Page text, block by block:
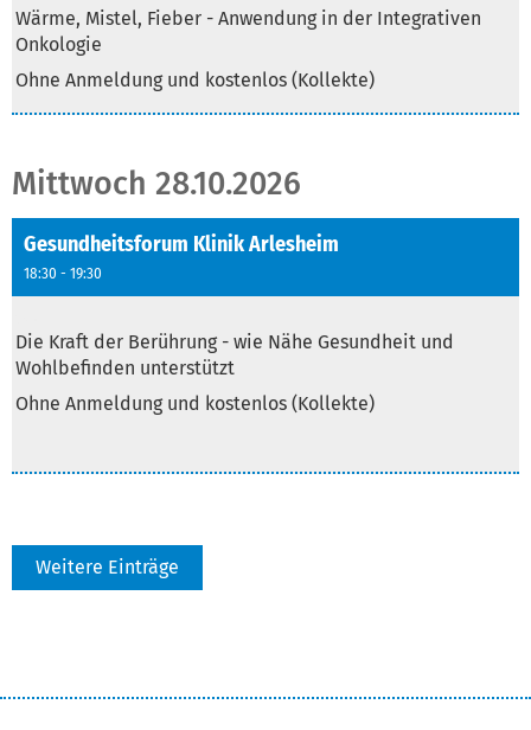
Wärme, Mistel, Fieber - Anwendung in der Integrativen
Onkologie
Ohne Anmeldung und kostenlos (Kollekte)
Mittwoch 28.10.2026
Gesundheitsforum Klinik Arlesheim
18:30 - 19:30
Die Kraft der Berührung - wie Nähe Gesundheit und
Wohlbefinden unterstützt
Ohne Anmeldung und kostenlos (Kollekte)
Weitere Einträge